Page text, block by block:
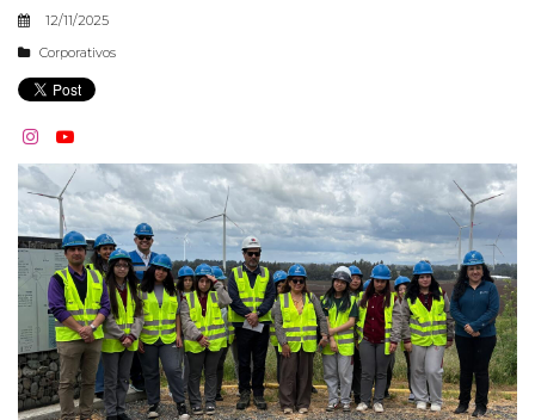
12/11/2025
Corporativos
 